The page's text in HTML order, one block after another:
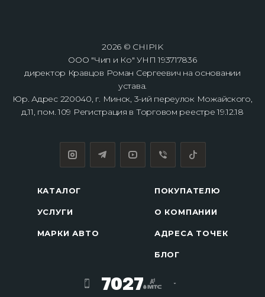
2026 © CHIPIK
ООО "Чип и Ко" УНП 193717836
директор Кравцов Роман Сергеевич на основании
устава.
Юр. Адрес 220040, г. Минск, 3-ий переулок Можайского,
д.11, пом. 109 Регистрация в Торговом реестре 19.12.18
КАТАЛОГ
УСЛУГИ
МАРКИ АВТО
ПОКУПАТЕЛЮ
О КОМПАНИИ
АДРЕСА ТОЧЕК
БЛОГ
7027